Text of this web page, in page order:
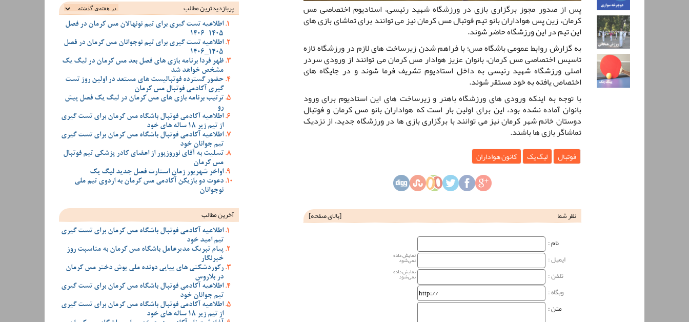
پس از صدور مجوز برگزاری بازی در ورزشگاه شهید رئیسی، استادیوم اختصاصی مس
کرمان، زین پس هواداران بانو تیم فوتبال مس کرمان نیز می توانند برای تماشای بازی های
این تیم در این ورزشگاه حاضر شوند.
به گزارش روابط عمومی باشگاه مس؛ با فراهم شدن زیرساخت های لازم در ورزشگاه تازه
تاسیس اختصاصی مس کرمان، بانوان عزیز هوادار مس کرمان می توانند از ورودی سردر
اصلی ورزشگاه شهید رئیسی به داخل استادیوم تشریف فرما شوند و در جایگاه های
اختصاص یافته به خود مستقر شوند.
با توجه به اینکه ورودی های ورزشگاه باهنر و زیرساخت های این استادیوم برای ورود
بانوان آماده نشده بود، این برای اولین بار است که هواداران بانو مس کرمان و فوتبال
دوستان خانم شهر کرمان نیز می توانند با برگزاری بازی ها در ورزشگاه جدید، از نزدیک
تماشاگر بازی ها باشند.
فوتبال لیگ یک کانون هواداران
نظر شما [بالای صفحه]
نام‌ :
ایمیل :
نمایش داده
نمی‌شود
تلفن : نمایش داده
نمی‌شود
وبگاه‌ :
متن :
پربازدیدترین‌ مطالب
اطلاعیه تست گیری برای تیم نونهالان مس کرمان در فصل
1405-1406
اطلاعیه تست گیری برای تیم نوجوانان مس کرمان در فصل
1405_1406
ظهر فردا برنامه بازی های فصل بعد مس کرمان در لیگ یک
مشخص خواهد شد
حضور گسترده فوتبالیست های مستعد در اولین روز تست
گیری آکادمی فوتبال مس کرمان
ترتیب برنامه بازی های مس کرمان در لیگ یک فصل پیش
رو
اطلاعیه آکادمی فوتبال باشگاه مس کرمان برای تست گیری
از تیم زیر 18 ساله های خود
اطلاعیه آکادمی فوتبال باشگاه مس کرمان برای تست گیری
تیم جوانان خود
تسلیت به آقای نوروزپور از اعضای کادر پزشکی تیم فوتبال
مس کرمان
اواخر شهریور زمان استارت فصل جدید لیگ یک
دعوت دو بازیکن آکادمی مس کرمان به اردوی تیم ملی
نوجوانان
آخرین مطالب
اطلاعیه آکادمی فوتبال باشگاه مس کرمان برای تست گیری
تیم امید خود
پیام تبریک مدیرعامل باشگاه مس کرمان به مناسبت روز
خبرنگار
رکوردشکنی های پیاپی دونده ملی پوش دختر مس کرمان
در بلاروس
اطلاعیه آکادمی فوتبال باشگاه مس کرمان برای تست گیری
تیم جوانان خود
اطلاعیه آکادمی فوتبال باشگاه مس کرمان برای تست گیری
از تیم زیر 18 ساله های خود